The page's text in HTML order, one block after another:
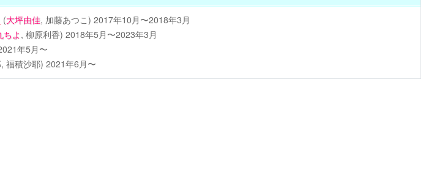
(大坪由佳, 加藤あつこ) 2017年10月〜2018年3月
ちよ , 柳原利香) 2018年5月〜2023年3月
年5月〜
福積沙耶) 2021年6月〜